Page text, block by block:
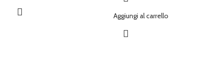
Aggiungi al carrello